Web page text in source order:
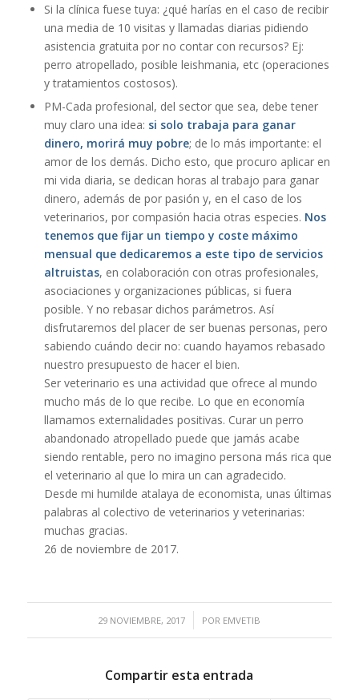
Si la clínica fuese tuya: ¿qué harías en el caso de recibir
una media de 10 visitas y llamadas diarias pidiendo
asistencia gratuita por no contar con recursos? Ej:
perro atropellado, posible leishmania, etc (operaciones
y tratamientos costosos).
PM-Cada profesional, del sector que sea, debe tener
muy claro una idea: si solo trabaja para ganar
dinero, morirá muy pobre; de lo más importante: el
amor de los demás. Dicho esto, que procuro aplicar en
mi vida diaria, se dedican horas al trabajo para ganar
dinero, además de por pasión y, en el caso de los
veterinarios, por compasión hacia otras especies. Nos
tenemos que fijar un tiempo y coste máximo
mensual que dedicaremos a este tipo de servicios
altruistas, en colaboración con otras profesionales,
asociaciones y organizaciones públicas, si fuera
posible. Y no rebasar dichos parámetros. Así
disfrutaremos del placer de ser buenas personas, pero
sabiendo cuándo decir no: cuando hayamos rebasado
nuestro presupuesto de hacer el bien.
Ser veterinario es una actividad que ofrece al mundo
mucho más de lo que recibe. Lo que en economía
llamamos externalidades positivas. Curar un perro
abandonado atropellado puede que jamás acabe
siendo rentable, pero no imagino persona más rica que
el veterinario al que lo mira un can agradecido.
Desde mi humilde atalaya de economista, unas últimas
palabras al colectivo de veterinarios y veterinarias:
muchas gracias.
26 de noviembre de 2017.
29 NOVIEMBRE, 2017
/ POR EMVETIB
Compartir esta entrada